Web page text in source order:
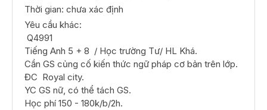
Thời gian: chưa xác định
Yêu cầu khác:
Q4991
Tiếng Anh 5 + 8  / Học trường Tư/ HL Khá.
Cần GS củng cố kiến thức ngữ pháp cơ bản trên lớp.
ĐC  Royal city.
YC GS nữ, có thể tách GS.
Học phí 150 - 180k/b/2h.